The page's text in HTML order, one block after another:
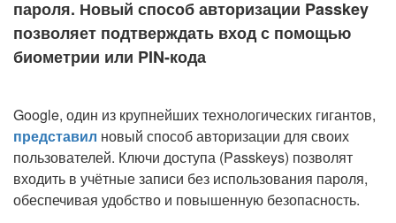
пароля. Новый способ авторизации Passkey
позволяет подтверждать вход с помощью
биометрии или PIN-кода
Google, один из крупнейших технологических гигантов,
представил новый способ авторизации для своих
пользователей. Ключи доступа (Passkeys) позволят
входить в учётные записи без использования пароля,
обеспечивая удобство и повышенную безопасность.